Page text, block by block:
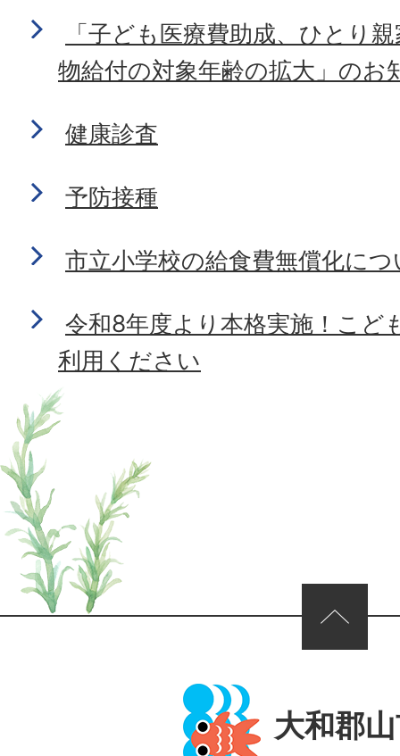
「子ども医療費助成、ひとり
物給付の対象年齢の拡大」のお
健康診査
予防接種
市立小学校の給食費無償化に
令和8年度より本格実施！こど
利用ください
ページの先頭へ
大和郡